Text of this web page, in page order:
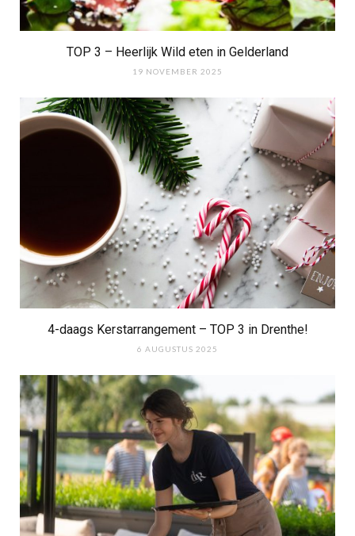
TOP 3 – Heerlijk Wild eten in Gelderland
19 NOVEMBER 2025
4-daags Kerstarrangement – TOP 3 in Drenthe!
6 AUGUSTUS 2025